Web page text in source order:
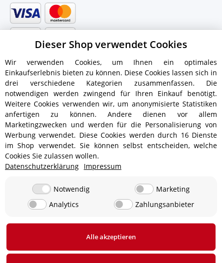
Versandinformationen
ab 5,90 € - Ab 300 € Bestellwert
ab 9,90 € - Ab 350 € Bestellwert
Versandkostenfrei!
19,90 €
0 € bei Abholung in 24850 Lürschau, Deutschland
Dieser Shop verwendet Cookies
Wir verwenden Cookies, um Ihnen ein optimales
Einkaufserlebnis bieten zu können. Diese Cookies lassen sich in
drei verschiedene Kategorien zusammenfassen. Die
notwendigen werden zwingend für Ihren Einkauf benötigt.
Weitere Cookies verwenden wir, um anonymisierte Statistiken
anfertigen zu können. Andere dienen vor allem
Marketingzwecken und werden für die Personalisierung von
Werbung verwendet. Diese Cookies werden durch 16 Dienste
im Shop verwendet. Sie können selbst entscheiden, welche
Cookies Sie zulassen wollen.
Datenschutzerklärung Impressum
Notwendig
Marketing
Analytics
Zahlungsanbieter
Alle akzeptieren